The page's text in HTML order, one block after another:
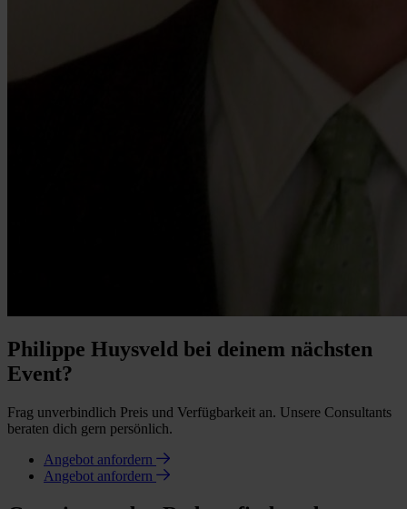
Philippe Huysveld bei deinem nächsten
Event?
Frag unverbindlich Preis und Verfügbarkeit an. Unsere Consultants
beraten dich gern persönlich.
Angebot anfordern
Angebot anfordern